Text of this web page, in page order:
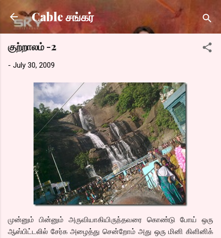
Skip to main content
Cable சங்கர்
குற்றாலம் -2
- July 30, 2009
முன்னும் பின்னும் அருவியாகியிருந்தவரை கொண்டு போய் ஒரு
ஆஸ்பிட்டலில் சேர்க அழைத்து சென்றோம் அது ஒரு மினி கிளினிக்